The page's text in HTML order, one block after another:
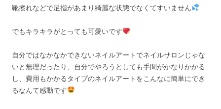
靴擦れなどで足指があまり綺麗な状態でなくてすいません
でもキラキラがとっても可愛いです
自分ではなかなかできないネイルアートでネイルサロンじゃな
いと無理だったり、自分でやろうとしても手間がかなりかかる
し、費用もかかるタイプのネイルアートをこんなに簡単にでき
るなんて感動です